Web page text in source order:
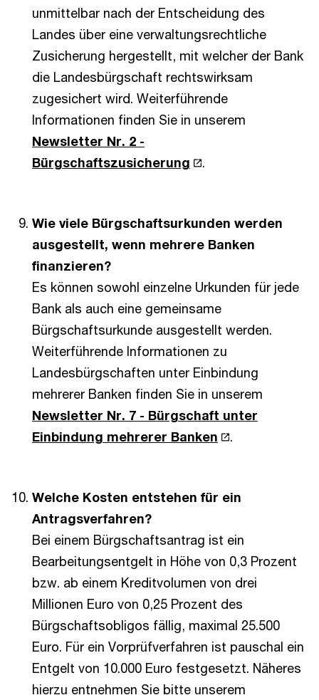
unmittelbar nach der Entscheidung des
Landes über eine verwaltungsrechtliche
Zusicherung hergestellt, mit welcher der Bank
die Landesbürgschaft rechtswirksam
zugesichert wird. Weiterführende
Informationen finden Sie in unserem
Newsletter Nr. 2 -
Bürgschaftszusicherung
.
Wie viele Bürgschaftsurkunden werden
ausgestellt, wenn mehrere Banken
finanzieren?
Es können sowohl einzelne Urkunden für jede
Bank als auch eine gemeinsame
Bürgschaftsurkunde ausgestellt werden.
Weiterführende Informationen zu
Landesbürgschaften unter Einbindung
mehrerer Banken finden Sie in unserem
Newsletter Nr. 7 - Bürgschaft unter
Einbindung mehrerer Banken
.
Welche Kosten entstehen für ein
Antragsverfahren?
Bei einem Bürgschaftsantrag ist ein
Bearbeitungsentgelt in Höhe von 0,3 Prozent
bzw. ab einem Kreditvolumen von drei
Millionen Euro von 0,25 Prozent des
Bürgschaftsobligos fällig, maximal 25.500
Euro. Für ein Vorprüfverfahren ist pauschal ein
Entgelt von 10.000 Euro festgesetzt. Näheres
hierzu entnehmen Sie bitte unserem